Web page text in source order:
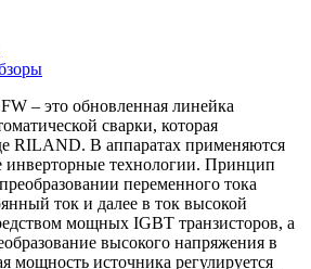
– это обновленная линейка
сварки, которая
RILAND. В аппаратах применяются
инверторные технологии. Принцип
переменного тока
ток и далее в ток высокой
мощных IGBT транзисторов, а
высокого напряжения в
мощность источника регулируется